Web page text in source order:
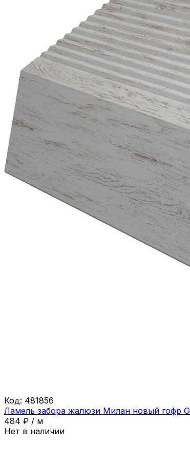
Код: 481856
Ламель забора жалюзи Милан новый гофр
484 ₽ / м
Нет в наличии